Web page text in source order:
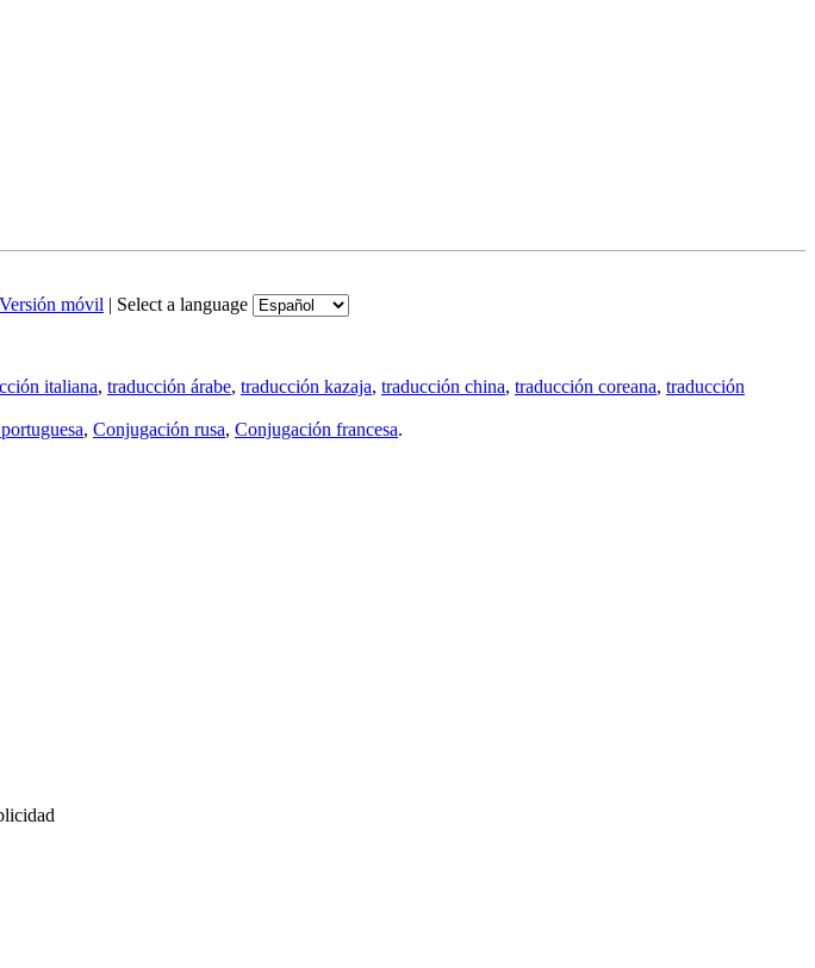
Versión móvil | Select a language
italiana, traducción árabe, traducción kazaja, traducción china, traducción coreana, traducción
, Conjugación rusa, Conjugación francesa.